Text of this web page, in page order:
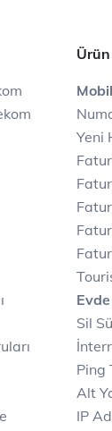
Sabit FiyatMobil
Yeni
Sil
Ping
Alt
IP